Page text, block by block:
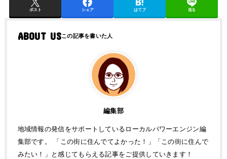
ポスト シェア はてブ 送る
ABOUT US
編集部
地域情報の発信をサポートしているローカルパワーエンジン編
集部です。 「この街に住んでてよかった！」「この街に住んで
みたい！」と感じてもらえる記事をご提供していきます！